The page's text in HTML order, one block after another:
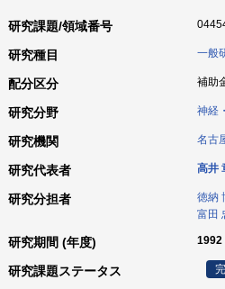
研究課題/領域番号
研究種目 一般
配分区分 補助
研究分野 神経
研究機関 名古
研究代表者 高井
研究分担者 徳納
富田
研究期間 (年度) 1992
研究課題ステータス